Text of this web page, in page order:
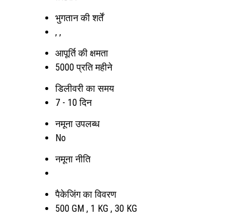
भुगतान की शर्तें
, ,
आपूर्ति की क्षमता
5000 प्रति महीने
डिलीवरी का समय
7 - 10 दिन
नमूना उपलब्ध
No
नमूना नीति
पैकेजिंग का विवरण
500 GM , 1 KG , 30 KG